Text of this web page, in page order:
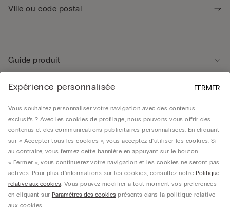
Guide produit
Service client
Données légales
Société
© CALZEDONIA SpA, Via Monte Baldo, 20 - 37062 - Dossobuono di Villafranca (VR) -
Expérience personnalisée
Vous souhaitez personnaliser votre navigation avec des contenus
exclusifs ? Avec les cookies de profilage, nous pouvons vous offrir des
contenus et des communications publicitaires personnalisées. En cliquant
sur « Accepter tous les cookies », vous acceptez d'utiliser les cookies. Si
au contraire, vous fermez cette bannière en appuyant sur le bouton
« Fermer », vous continuerez votre navigation et les cookies ne seront pas
activés. Pour plus d'informations sur les cookies, consultez notre Politique
relative aux cookies. Vous pouvez modifier à tout moment vos préférences
en cliquant sur Paramètres des cookiesprésents dans la politique relative
aux cookies.
FERMER